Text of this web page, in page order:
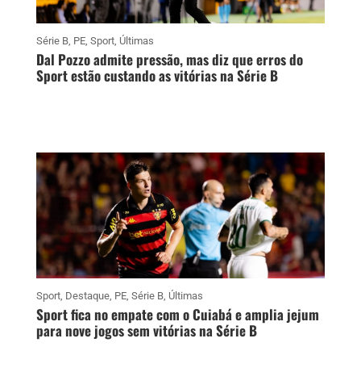
Série B, PE, Sport, Últimas
Dal Pozzo admite pressão, mas diz que erros do
Sport estão custando as vitórias na Série B
Sport, Destaque, PE, Série B, Últimas
Sport fica no empate com o Cuiabá e amplia jejum
para nove jogos sem vitórias na Série B